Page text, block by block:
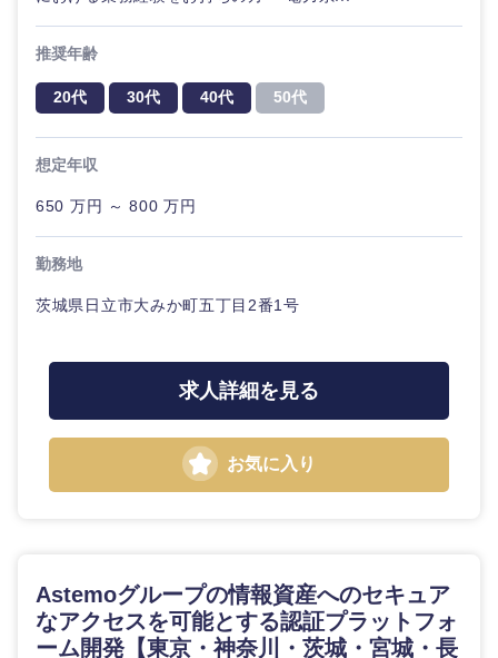
広島県
香川県 愛媛県
高知県
推奨年齢
20代 30代 40代 50代
想定年収
650 万円 ～ 800 万円
勤務地
茨城県日立市大みか町五丁目2番1号
求人詳細を見る
お気に入り
Astemoグループの情報資産へのセキュア
なアクセスを可能とする認証プラットフォ
ーム開発【東京・神奈川・茨城・宮城・長